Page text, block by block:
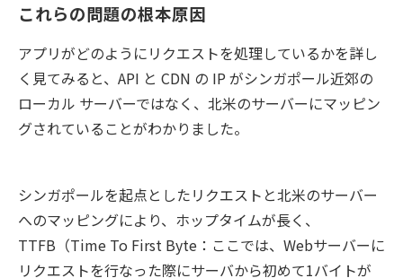
これらの問題の根本原因
アプリがどのようにリクエストを処理しているかを詳し
く見てみると、API と CDN の IP がシンガポール近郊の
ローカル サーバーではなく、北米のサーバーにマッピン
グされていることがわかりました。
シンガポールを起点としたリクエストと北米のサーバー
へのマッピングにより、ホップタイムが長く、
TTFB（Time To First Byte：ここでは、Webサーバーに
リクエストを行なった際にサーバから初めて1バイトが